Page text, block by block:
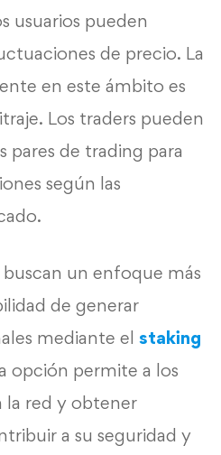
usuarios pueden
de precio. La
en este ámbito es
Los traders pueden
pares de trading para
según las
buscan un enfoque más
de generar
mediante el staking
opción permite a los
la red y obtener
a su seguridad y